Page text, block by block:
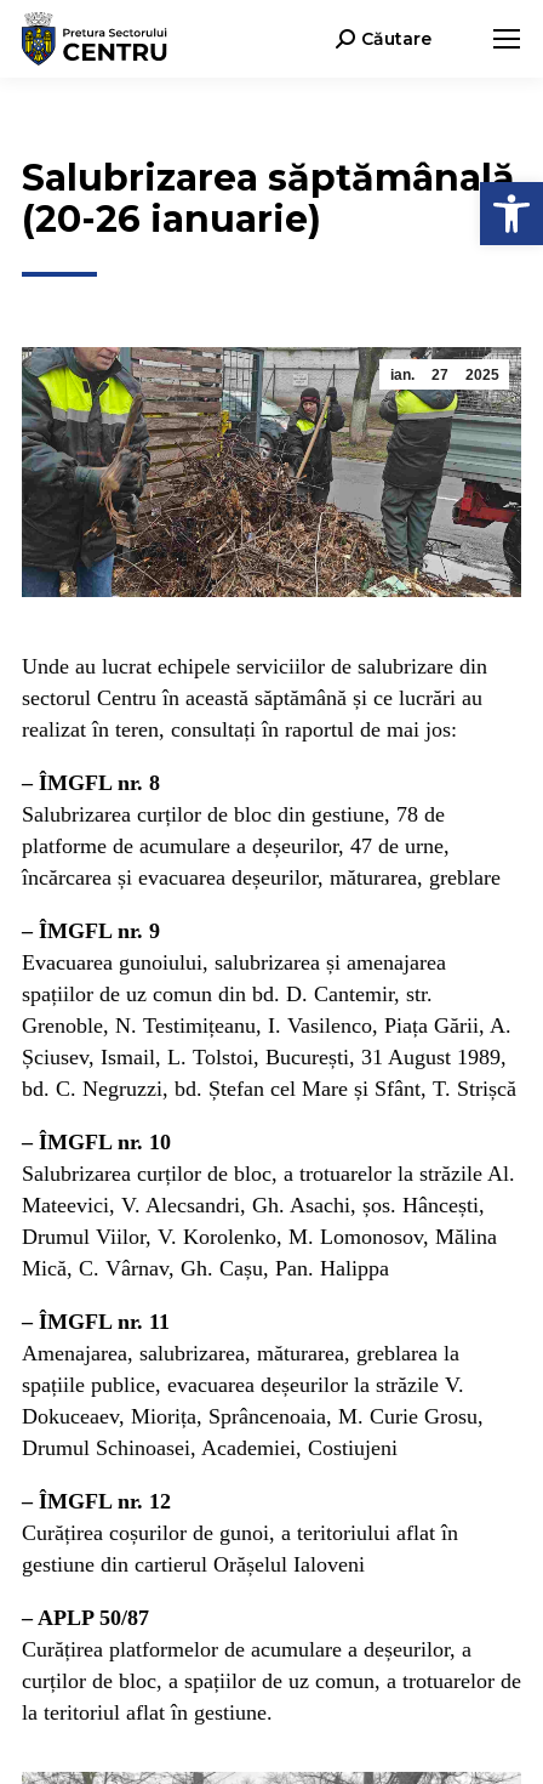
Search:Căutare
Salubrizarea săptămânală
(20-26 ianuarie)
ian. 27 2025
Unde au lucrat echipele serviciilor de salubrizare din
sectorul Centru în această săptămână și ce lucrări au
realizat în teren, consultați în raportul de mai jos:
– ÎMGFL nr. 8
Salubrizarea curților de bloc din gestiune, 78 de
platforme de acumulare a deșeurilor, 47 de urne,
încărcarea și evacuarea deșeurilor, măturarea, greblare
– ÎMGFL nr. 9
Evacuarea gunoiului, salubrizarea și amenajarea
spațiilor de uz comun din bd. D. Cantemir, str.
Grenoble, N. Testimițeanu, I. Vasilenco, Piața Gării, A.
Șciusev, Ismail, L. Tolstoi, București, 31 August 1989,
bd. C. Negruzzi, bd. Ștefan cel Mare și Sfânt, T. Strișcă
– ÎMGFL nr. 10
Salubrizarea curților de bloc, a trotuarelor la străzile Al.
Mateevici, V. Alecsandri, Gh. Asachi, șos. Hâncești,
Drumul Viilor, V. Korolenko, M. Lomonosov, Mălina
Mică, C. Vârnav, Gh. Cașu, Pan. Halippa
– ÎMGFL nr. 11
Amenajarea, salubrizarea, măturarea, greblarea la
spațiile publice, evacuarea deșeurilor la străzile V.
Dokuceaev, Miorița, Sprâncenoaia, M. Curie Grosu,
Drumul Schinoasei, Academiei, Costiujeni
– ÎMGFL nr. 12
Curățirea coșurilor de gunoi, a teritoriului aflat în
gestiune din cartierul Orășelul Ialoveni
– APLP 50/87
Curățirea platformelor de acumulare a deșeurilor, a
curților de bloc, a spațiilor de uz comun, a trotuarelor de
la teritoriul aflat în gestiune.